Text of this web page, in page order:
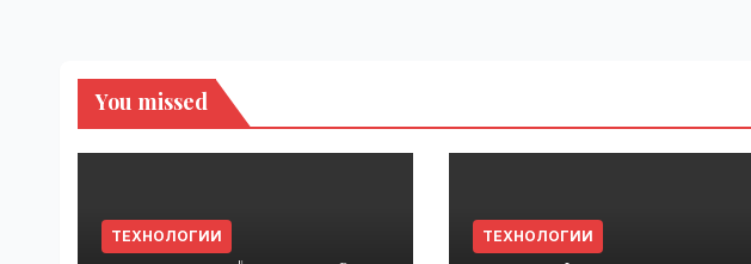
You missed
ТЕХНОЛОГИИ ТЕХНОЛОГИИ